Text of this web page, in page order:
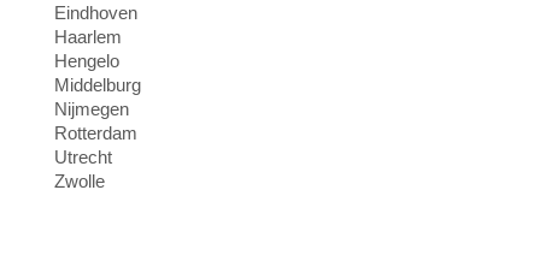
Eindhoven
Haarlem
Hengelo
Middelburg
Nijmegen
Rotterdam
Utrecht
Zwolle